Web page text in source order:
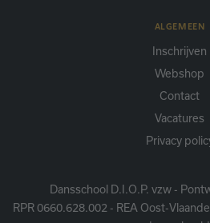
ALGEMEEN
Inschrijven
Webshop
Contact
Vacatures
Privacy
Dansschool D.I.O.P. vzw -
RPR 0660.628.002 - REA Oost-